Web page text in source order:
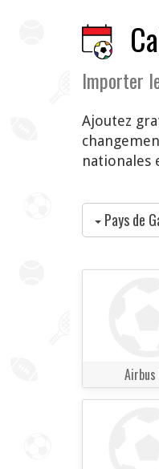
Importer
Ajoutez
nationales
Pays de
Airbus